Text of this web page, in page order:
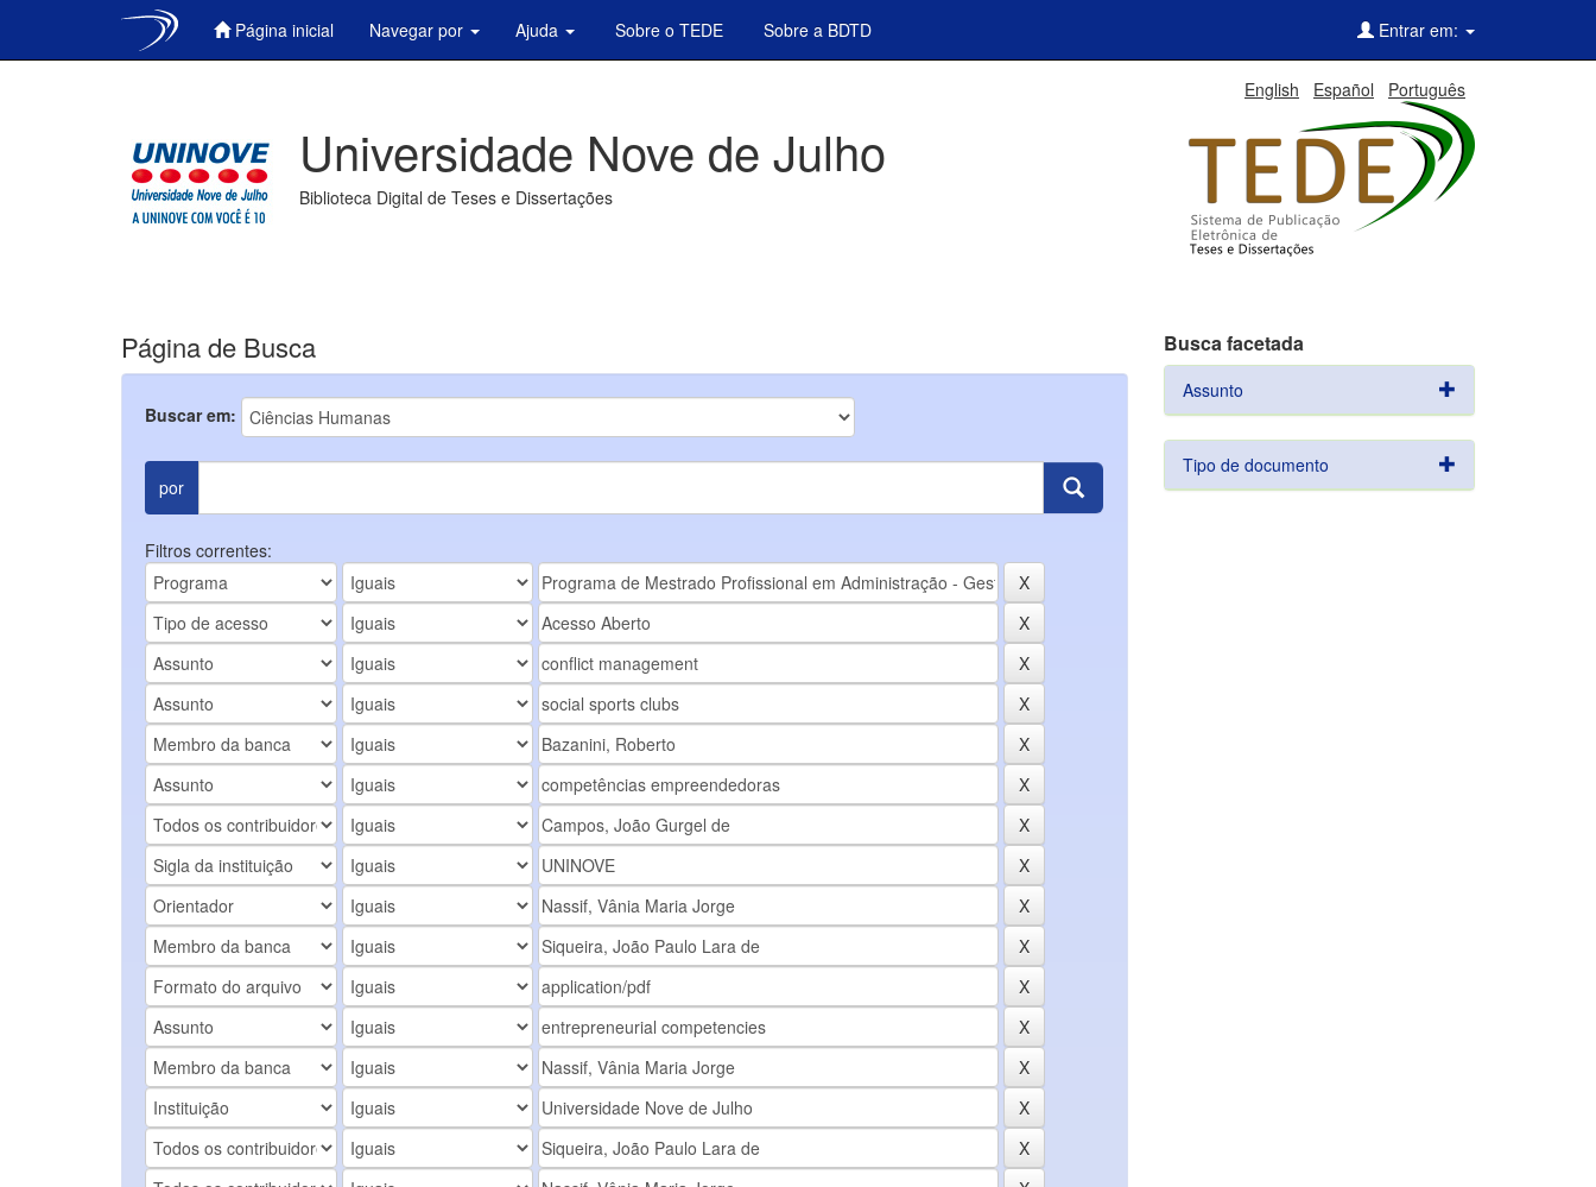
Página inicial Navegar por Ajuda Sobre o TEDE Sobre a BDTD Entrar em:
English Español Português
Universidade Nove de Julho
Biblioteca Digital de Teses e Dissertações
Página de Busca
Buscar em:
por
Filtros correntes:
Busca facetada
Assunto
Tipo de documento